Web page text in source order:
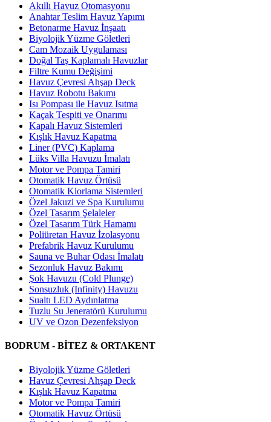
Akıllı Havuz Otomasyonu
Anahtar Teslim Havuz Yapımı
Betonarme Havuz İnşaatı
Biyolojik Yüzme Göletleri
Cam Mozaik Uygulaması
Doğal Taş Kaplamalı Havuzlar
Filtre Kumu Değişimi
Havuz Çevresi Ahşap Deck
Havuz Robotu Bakımı
Isı Pompası ile Havuz Isıtma
Kaçak Tespiti ve Onarımı
Kapalı Havuz Sistemleri
Kışlık Havuz Kapatma
Liner (PVC) Kaplama
Lüks Villa Havuzu İmalatı
Motor ve Pompa Tamiri
Otomatik Havuz Örtüsü
Otomatik Klorlama Sistemleri
Özel Jakuzi ve Spa Kurulumu
Özel Tasarım Şelaleler
Özel Tasarım Türk Hamamı
Poliüretan Havuz İzolasyonu
Prefabrik Havuz Kurulumu
Sauna ve Buhar Odası İmalatı
Sezonluk Havuz Bakımı
Şok Havuzu (Cold Plunge)
Sonsuzluk (Infinity) Havuzu
Sualtı LED Aydınlatma
Tuzlu Su Jeneratörü Kurulumu
UV ve Ozon Dezenfeksiyon
BODRUM - BİTEZ & ORTAKENT
Biyolojik Yüzme Göletleri
Havuz Çevresi Ahşap Deck
Kışlık Havuz Kapatma
Motor ve Pompa Tamiri
Otomatik Havuz Örtüsü